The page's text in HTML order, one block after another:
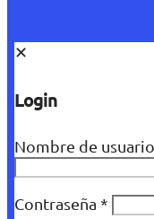
✕
Login
Nombre de
Contraseña *